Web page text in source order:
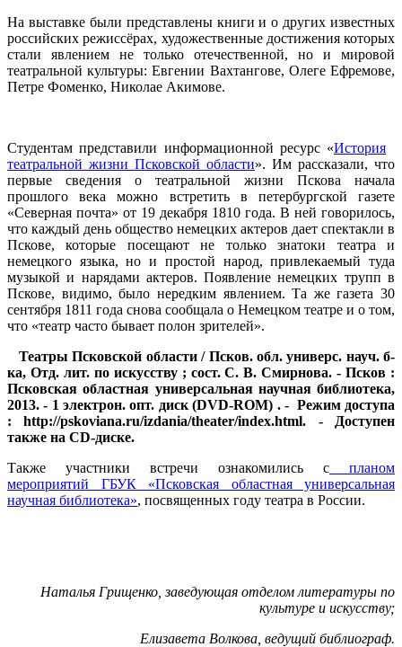
На выставке были представлены книги и о других известных
российских режиссёрах, художественные достижения которых
стали явлением не только отечественной, но и мировой
театральной культуры: Евгении Вахтангове, Олеге Ефремове,
Петре Фоменко, Николае Акимове.
Студентам представили информационной ресурс «История
театральной жизни Псковской области». Им рассказали, что
первые сведения о театральной жизни Пскова начала
прошлого века можно встретить в петербургской газете
«Северная почта» от 19 декабря 1810 года. В ней говорилось,
что каждый день общество немецких актеров дает спектакли в
Пскове, которые посещают не только знатоки театра и
немецкого языка, но и простой народ, привлекаемый туда
музыкой и нарядами актеров. Появление немецких трупп в
Пскове, видимо, было нередким явлением. Та же газета 30
сентября 1811 года снова сообщала о Немецком театре и о том,
что «театр часто бывает полон зрителей».
Театры Псковской области / Псков. обл. универс. науч. б-
ка, Отд. лит. по искусству ; сост. С. В. Смирнова. - Псков :
Псковская областная универсальная научная библиотека,
2013. - 1 электрон. опт. диск (DVD-ROM) . - Режим доступа
: http://pskoviana.ru/izdania/theater/index.html. - Доступен
также на CD-диске.
Также участники встречи ознакомились с планом
мероприятий ГБУК «Псковская областная универсальная
научная библиотека», посвященных году театра в России.
Наталья Грищенко, заведующая отделом литературы по
культуре и искусству;
Елизавета Волкова, ведущий библиограф.